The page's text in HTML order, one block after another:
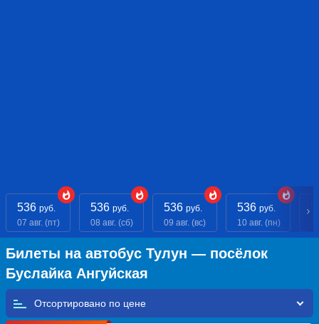
536 руб.
07 авг. (пт)
536 руб.
08 авг. (сб)
536 руб.
09 авг. (вс)
536 руб.
10 авг. (пн)
Билеты на автобус Тулун — посёлок
Буслайка Ангуйская
Отсортировано по